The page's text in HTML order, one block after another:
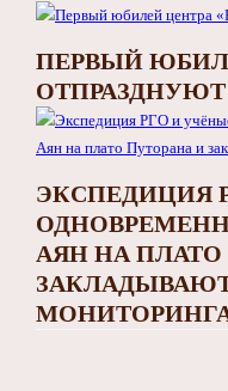
ПЕРВЫЙ
ЭКСПЕДИЦИЯ
АЯН НА